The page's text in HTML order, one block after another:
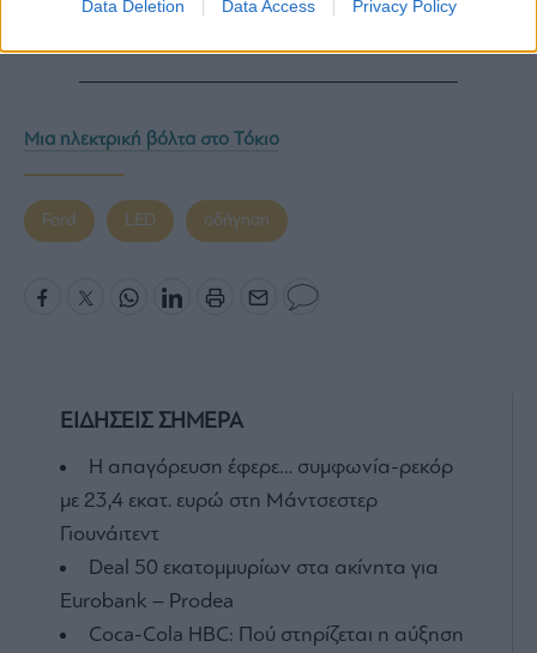
Data Deletion Data Access Privacy Policy
Μια ηλεκτρική βόλτα στο Τόκιο
Ford LED οδήγηση
ΕΙΔΗΣΕΙΣ ΣΗΜΕΡΑ
Η απαγόρευση έφερε… συμφωνία-ρεκόρ
με 23,4 εκατ. ευρώ στη Μάντσεστερ
Γιουνάιτεντ
Deal 50 εκατομμυρίων στα ακίνητα για
Eurobank – Prodea
Coca-Cola HBC: Πού στηρίζεται η αύξηση